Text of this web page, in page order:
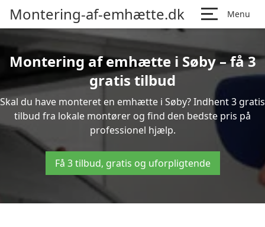
Montering-af-emhætte.dk Menu
Montering af emhætte i Søby – få 3
gratis tilbud
Skal du have monteret en emhætte i Søby? Indhent 3 gratis
tilbud fra lokale montører og find den bedste pris på
professionel hjælp.
Få 3 tilbud, gratis og uforpligtende